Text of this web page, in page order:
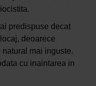
predispuse decat
deoarece
mai inguste.
cu inaintarea in